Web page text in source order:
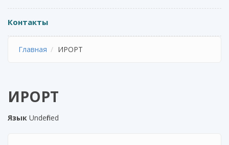
Контакты
Главная ИРОРТ
ИРОРТ
Язык Undefined